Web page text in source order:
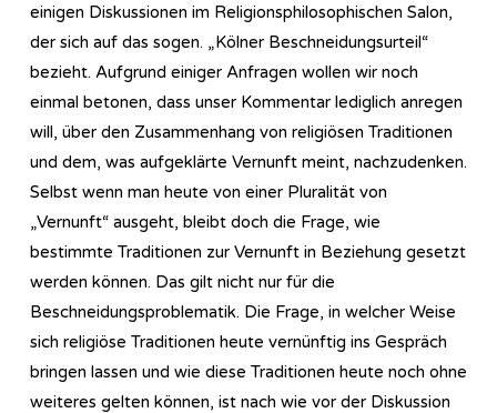
einigen Diskussionen im Re­li­gi­ons­phi­lo­so­phi­sch­en Salon,
der sich auf das sogen. „Kölner Beschneidungsurteil“
bezieht. Aufgrund einiger Anfragen wollen wir noch
einmal betonen, dass unser Kommentar lediglich anregen
will, über den Zusammenhang von religiösen Traditionen
und dem, was aufgeklärte Vernunft meint, nachzudenken.
Selbst wenn man heute von einer Pluralität von
„Vernunft“ ausgeht, bleibt doch die Frage, wie
bestimmte Traditionen zur Vernunft in Beziehung gesetzt
werden können. Das gilt nicht nur für die
Beschneidungsproblematik. Die Frage, in welcher Weise
sich religiöse Traditionen heute vernünftig ins Gespräch
bringen lassen und wie diese Traditionen heute noch ohne
weiteres gelten können, ist nach wie vor der Diskussion